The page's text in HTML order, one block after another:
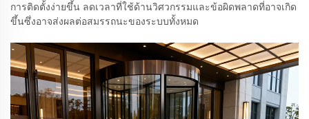
การติดตั้งง่ายขึ้น ลดเวลาที่ใช้ด้านวิศวกรรมและข้อผิดพลาดที่อาจเกิด
ขึ้นซึ่งอาจส่งผลต่อสมรรถนะของระบบทั้งหมด